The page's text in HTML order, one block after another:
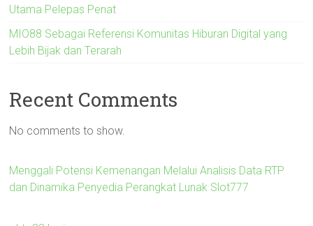
Utama Pelepas Penat
MIO88 Sebagai Referensi Komunitas Hiburan Digital yang
Lebih Bijak dan Terarah
Recent Comments
No comments to show.
Menggali Potensi Kemenangan Melalui Analisis Data RTP
dan Dinamika Penyedia Perangkat Lunak Slot777